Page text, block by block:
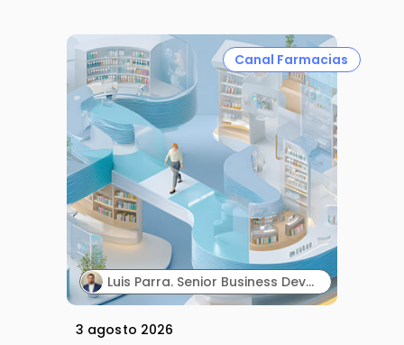
Canal Farmacias
Luis Parra. Senior Business Development Manager Iberia & LATAM Markets. PharmActive.
3 agosto 2026